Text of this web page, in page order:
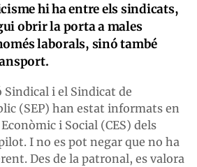
hi ha entre els sindicats,
obrir la porta a males
laborals, sinó també
Sindical i el Sindicat de
(SEP) han estat informats en
i Social (CES) dels
I no es pot negar que no ha
Des de la patronal, es valora